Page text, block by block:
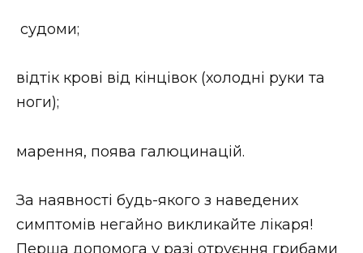
судоми;
відтік крові від кінцівок (холодні руки та
ноги);
марення, поява галюцинацій.
За наявності будь-якого з наведених
симптомів негайно викликайте лікаря!
Перша допомога у разі отруєння грибами